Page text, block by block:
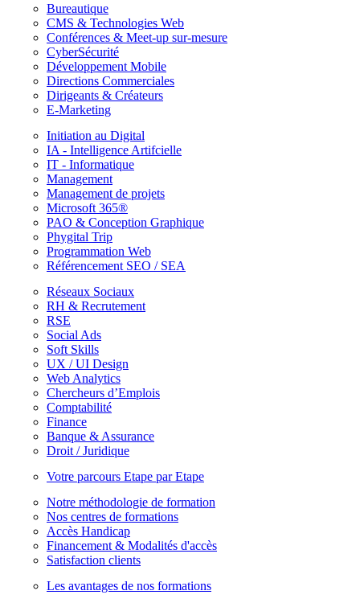
Bureautique
CMS & Technologies Web
Conférences & Meet-up sur-mesure
CyberSécurité
Développement Mobile
Directions Commerciales
Dirigeants & Créateurs
E-Marketing
Initiation au Digital
IA - Intelligence Artifcielle
IT - Informatique
Management
Management de projets
Microsoft 365®
PAO & Conception Graphique
Phygital Trip
Programmation Web
Référencement SEO / SEA
Réseaux Sociaux
RH & Recrutement
RSE
Social Ads
Soft Skills
UX / UI Design
Web Analytics
Chercheurs d’Emplois
Comptabilité
Finance
Banque & Assurance
Droit / Juridique
Votre parcours Etape par Etape
Notre méthodologie de formation
Nos centres de formations
Accès Handicap
Financement & Modalités d'accès
Satisfaction clients
Les avantages de nos formations